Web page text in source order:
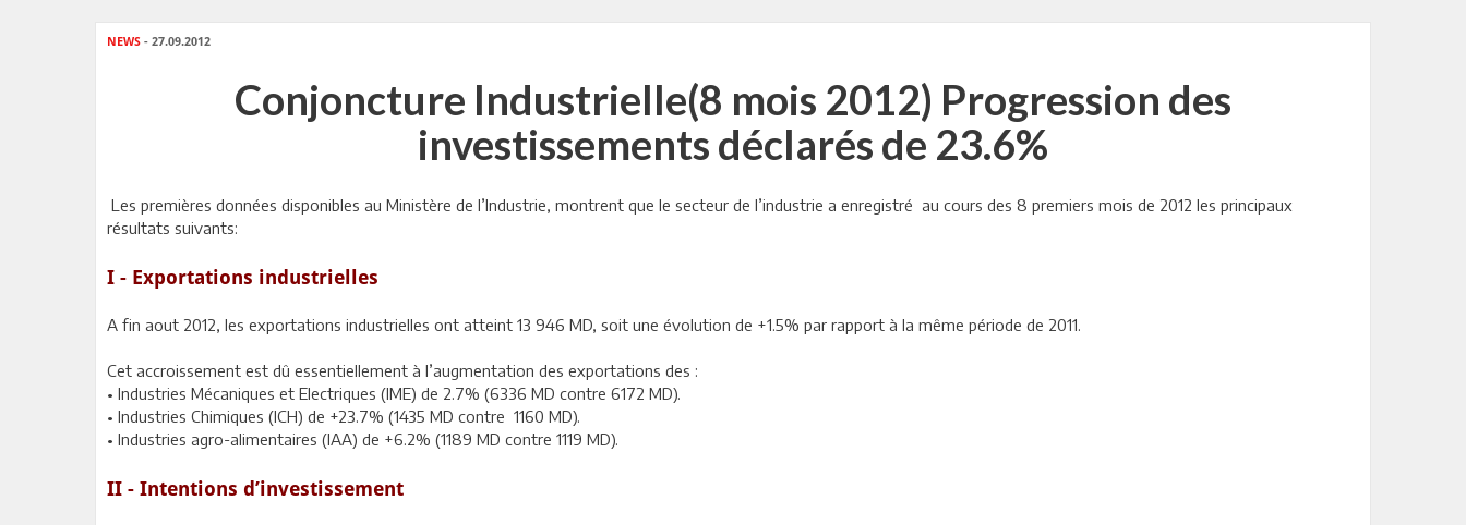
NEWS - 27.09.2012
Conjoncture Industrielle(8 mois 2012) Progression des
investissements déclarés de 23.6%
Les premières données disponibles au Ministère de l’Industrie, montrent que le secteur de l’industrie a enregistré au cours des 8 premiers mois de 2012 les principaux
résultats suivants:
I - Exportations industrielles
A fin aout 2012, les exportations industrielles ont atteint 13 946 MD, soit une évolution de +1.5% par rapport à la même période de 2011.
Cet accroissement est dû essentiellement à l’augmentation des exportations des :
• Industries Mécaniques et Electriques (IME) de 2.7% (6336 MD contre 6172 MD).
• Industries Chimiques (ICH) de +23.7% (1435 MD contre 1160 MD).
• Industries agro-alimentaires (IAA) de +6.2% (1189 MD contre 1119 MD).
II - Intentions d’investissement